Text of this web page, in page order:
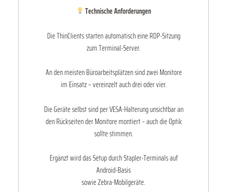
Technische Anforderungen
Die ThinClients starten automatisch eine RDP-Sitzung
zum Terminal-Server.
An den meisten Büroarbeitsplätzen sind zwei Monitore
im Einsatz – vereinzelt auch drei oder vier.
Die Geräte selbst sind per VESA-Halterung unsichtbar an
den Rückseiten der Monitore montiert – auch die Optik
sollte stimmen.
Ergänzt wird das Setup durch Stapler-Terminals auf
Android-Basis
sowie Zebra-Mobilgeräte.